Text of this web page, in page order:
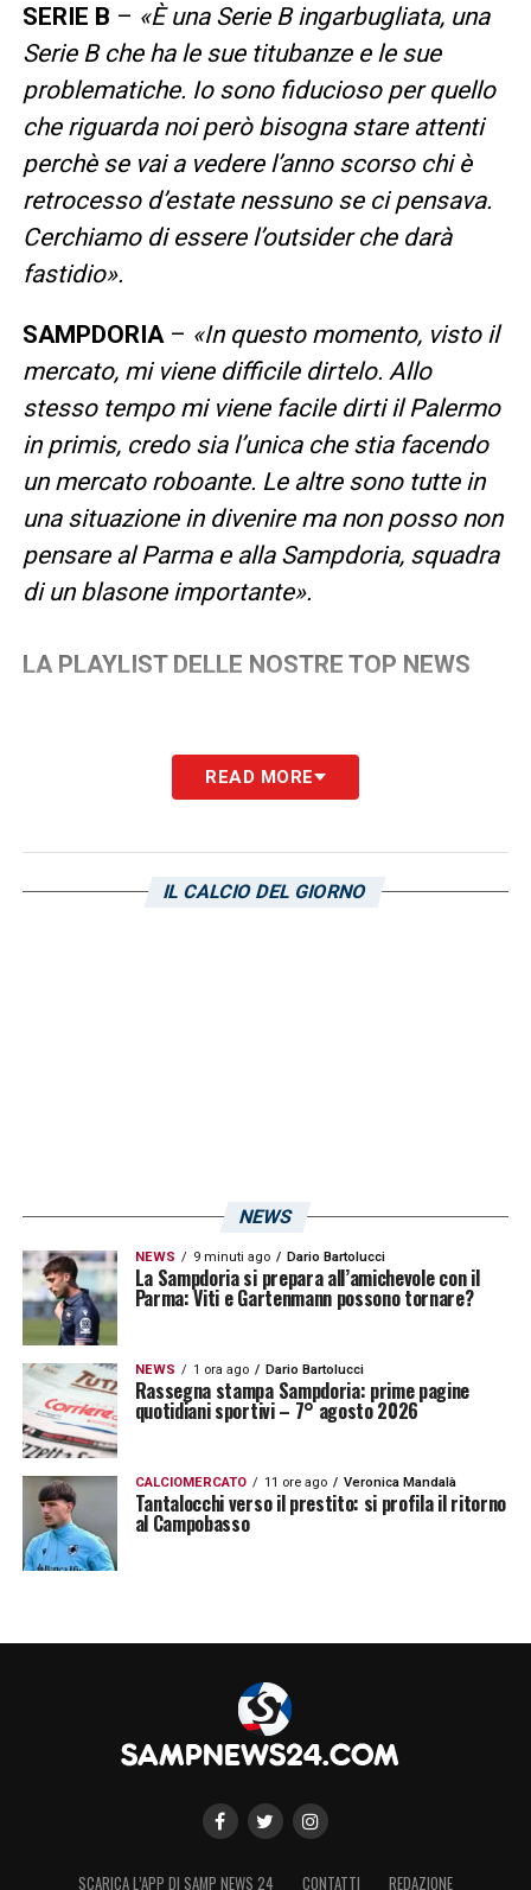
SERIE B – «È una Serie B ingarbugliata, una
Serie B che ha le sue titubanze e le sue
problematiche. Io sono fiducioso per quello
che riguarda noi però bisogna stare attenti
perchè se vai a vedere l’anno scorso chi è
retrocesso d’estate nessuno se ci pensava.
Cerchiamo di essere l’outsider che darà
fastidio».
SAMPDORIA– «In questo momento, visto il
mercato, mi viene difficile dirtelo. Allo
stesso tempo mi viene facile dirti il Palermo
in primis, credo sia l’unica che stia facendo
un mercato roboante. Le altre sono tutte in
una situazione in divenire ma non posso non
pensare al Parma e alla Sampdoria, squadra
di un blasone importante».
LA PLAYLIST DELLE NOSTRE TOP NEWS
READ MORE
IL CALCIO DEL GIORNO
NEWS
NEWS 9 minuti ago Dario Bartolucci
La Sampdoria si prepara all’amichevole con il
Parma: Viti e Gartenmann possono tornare?
NEWS 1 ora ago Dario Bartolucci
Rassegna stampa Sampdoria: prime pagine
quotidiani sportivi – 7° agosto 2026
CALCIOMERCATO 11 ore ago Veronica Mandalà
Tantalocchi verso il prestito: si profila il ritorno
al Campobasso
SCARICA L’APP DI SAMP NEWS 24 CONTATTI REDAZIONE